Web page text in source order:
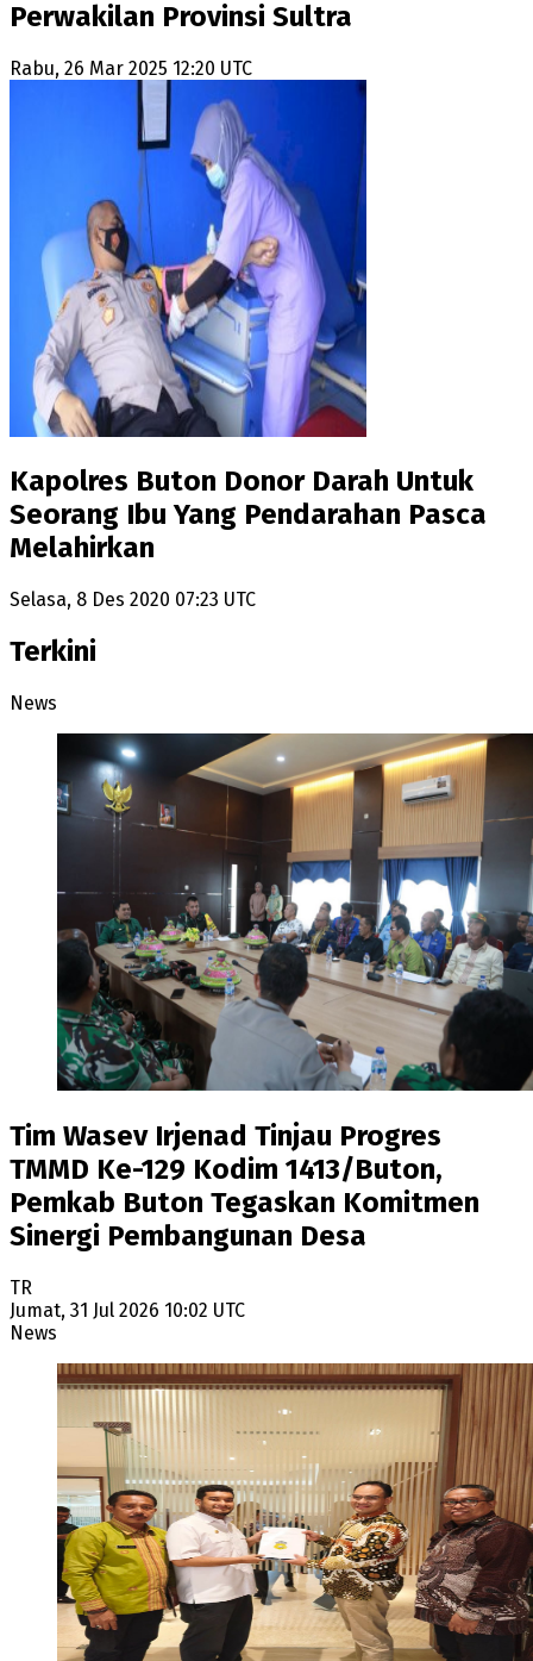
Perwakilan Provinsi Sultra
Rabu, 26 Mar 2025 12:20 UTC
Kapolres Buton Donor Darah Untuk
Seorang Ibu Yang Pendarahan Pasca
Melahirkan
Selasa, 8 Des 2020 07:23 UTC
Terkini
News
Tim Wasev Irjenad Tinjau Progres
TMMD Ke-129 Kodim 1413/Buton,
Pemkab Buton Tegaskan Komitmen
Sinergi Pembangunan Desa
TR
Jumat, 31 Jul 2026 10:02 UTC
News